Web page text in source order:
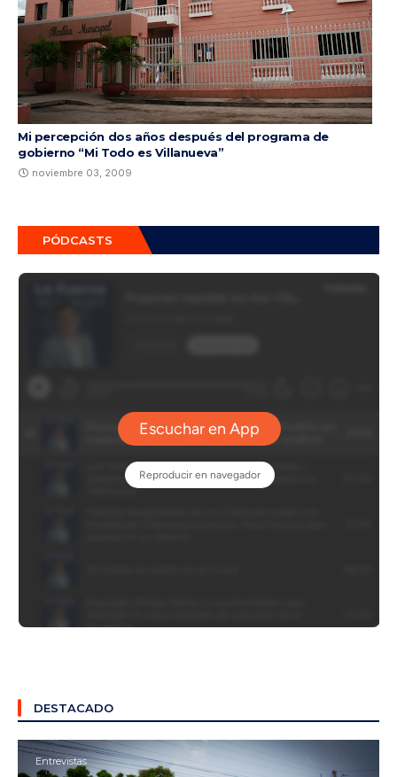
Mi percepción dos años después del programa de
gobierno “Mi Todo es Villanueva”
noviembre 03, 2009
PÓDCASTS
DESTACADO
Entrevistas